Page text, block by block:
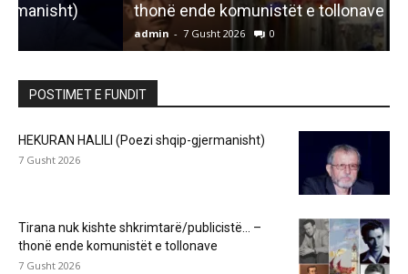
thonë ende komunistët e tollonave
7 Gusht 2026 0
POSTIMET E FUNDIT
HEKURAN HALILI (Poezi shqip-gjermanisht)
7 Gusht 2026
Tirana nuk kishte shkrimtarë/publicistë… –
thonë ende komunistët e tollonave
7 Gusht 2026